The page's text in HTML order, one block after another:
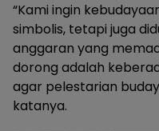
“Kami ingin
simbolis, tetapi juga
anggaran yang
dorong adalah
agar pelestarian
katanya.